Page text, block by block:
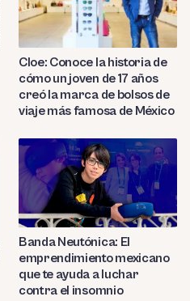
Cloe: Conoce la historia de
cómo un joven de 17 años
creó la marca de bolsos de
viaje más famosa de México
Banda Neutónica: El
emprendimiento mexicano
que te ayuda a luchar
contra el insomnio